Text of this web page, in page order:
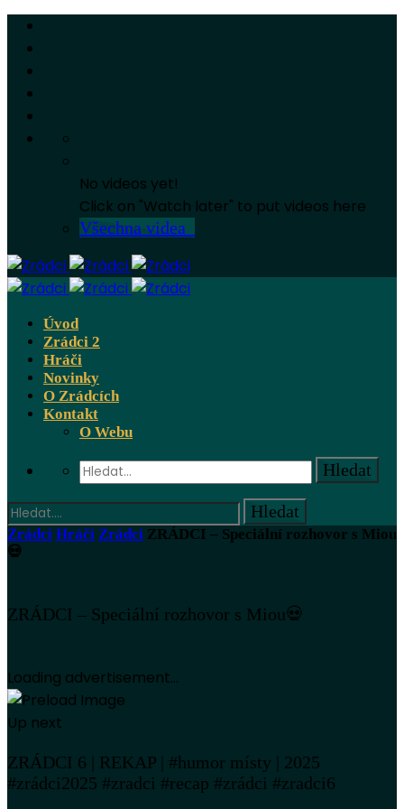
No videos yet!
Click on "Watch later" to put videos here
Všechna videa
Úvod
Zrádci 2
Hráči
Novinky
O Zrádcích
Kontakt
O Webu
Zrádci Hráči Zrádci ZRÁDCI – Speciální rozhovor s Miou
💀
ZRÁDCI – Speciální rozhovor s Miou💀
Loading advertisement...
Up next
ZRÁDCI 6 | REKAP | #humor místy | 2025
#zrádci2025 #zradci #recap #zrádci #zradci6